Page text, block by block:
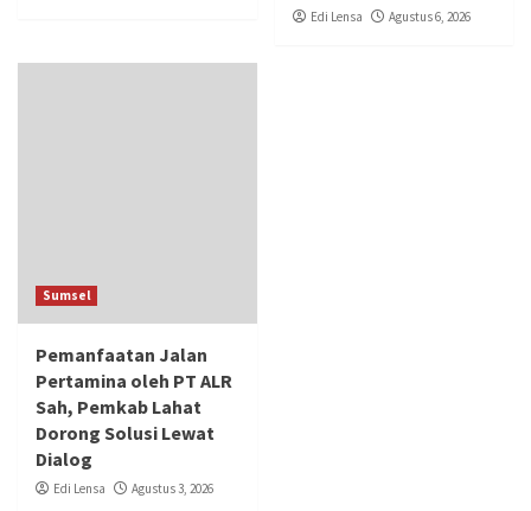
Edi Lensa Agustus 6, 2026
Sumsel
Pemanfaatan Jalan
Pertamina oleh PT ALR
Sah, Pemkab Lahat
Dorong Solusi Lewat
Dialog
Edi Lensa Agustus 3, 2026